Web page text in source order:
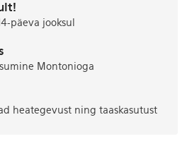
päeva jooksul
Montonioga
heategevust ning taaskasutust